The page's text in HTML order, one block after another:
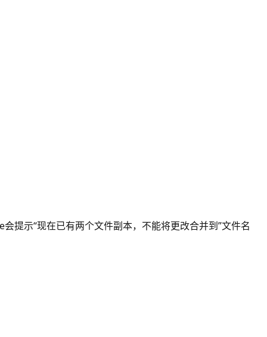
提示“现在已有两个文件副本，不能将更改合并到”文件名